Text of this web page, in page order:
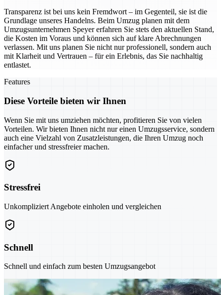
Transparenz ist bei uns kein Fremdwort – im Gegenteil, sie ist die
Grundlage unseres Handelns. Beim Umzug planen mit dem
Umzugsunternehmen Speyer erfahren Sie stets den aktuellen Stand,
die Kosten im Voraus und können sich auf klare Abrechnungen
verlassen. Mit uns planen Sie nicht nur professionell, sondern auch
mit Klarheit und Vertrauen – für ein Erlebnis, das Sie nachhaltig
entlastet.
Features
Diese Vorteile bieten wir Ihnen
Wenn Sie mit uns umziehen möchten, profitieren Sie von vielen
Vorteilen. Wir bieten Ihnen nicht nur einen Umzugsservice, sondern
auch eine Vielzahl von Zusatzleistungen, die Ihren Umzug noch
einfacher und stressfreier machen.
Stressfrei
Unkompliziert Angebote einholen und vergleichen
Schnell
Schnell und einfach zum besten Umzugsangebot